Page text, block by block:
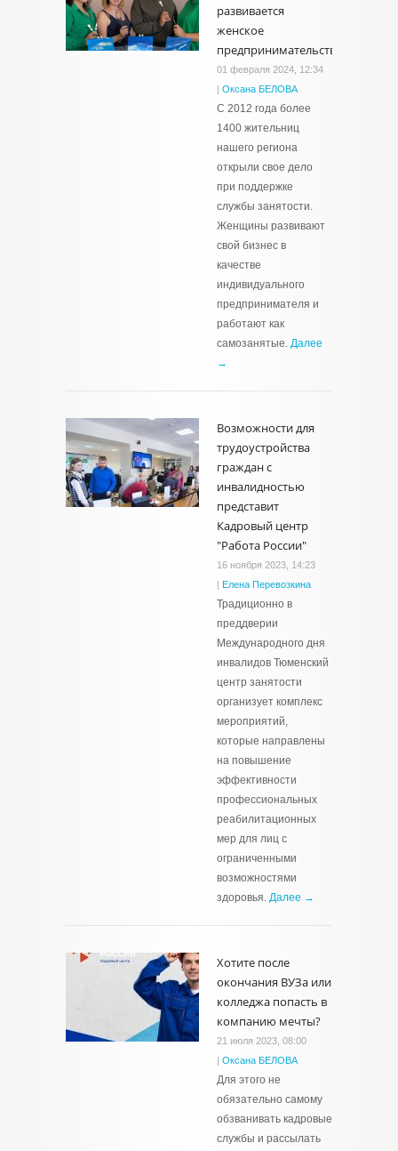
развивается
женское
предпринимательство
01 февраля 2024, 12:34
| Оксана БЕЛОВА
С 2012 года более
1400 жительниц
нашего региона
открыли свое дело
при поддержке
службы занятости.
Женщины развивают
свой бизнес в
качестве
индивидуального
предпринимателя и
работают как
самозанятые. Далее
→
Возможности для
трудоустройства
граждан с
инвалидностью
представит
Кадровый центр
"Работа России"
16 ноября 2023, 14:23
| Елена Перевозкина
Традиционно в
преддверии
Международного дня
инвалидов Тюменский
центр занятости
организует комплекс
мероприятий,
которые направлены
на повышение
эффективности
профессиональных
реабилитационных
мер для лиц с
ограниченными
возможностями
здоровья. Далее →
Хотите после
окончания ВУЗа или
колледжа попасть в
компанию мечты?
21 июля 2023, 08:00
| Оксана БЕЛОВА
Для этого не
обязательно самому
обзванивать кадровые
службы и рассылать